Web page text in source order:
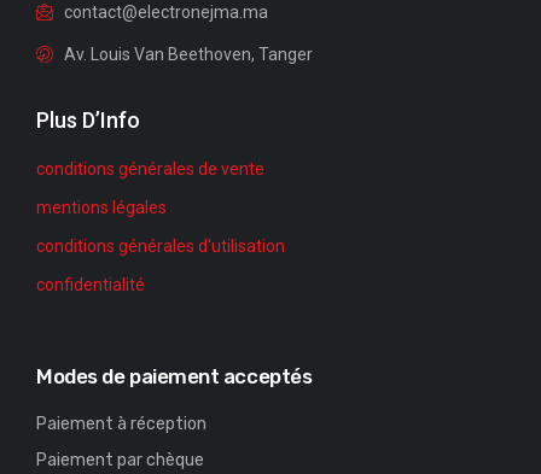
contact@electronejma.ma
Av. Louis Van Beethoven, Tanger
Plus D’Info
conditions générales de vente
mentions légales
conditions générales d'utilisation
confidentialité
Modes de paiement acceptés
Paiement à réception
Paiement par chèque